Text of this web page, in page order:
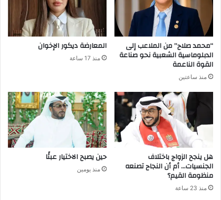
“محمد صلاح” من الملاعب إلى
الدبلوماسية الشعبية نحو صناعة
القوة الناعمة
منذ ساعتين
المعارضة ديكور الإخوان
منذ 17 ساعة
هل ينجح الزواج باختلاف
الجنسيات… أم أن النجاح تصنعه
منظومة القيم؟
منذ 23 ساعة
حين يصبح الاختيار عبئًا
منذ يومين